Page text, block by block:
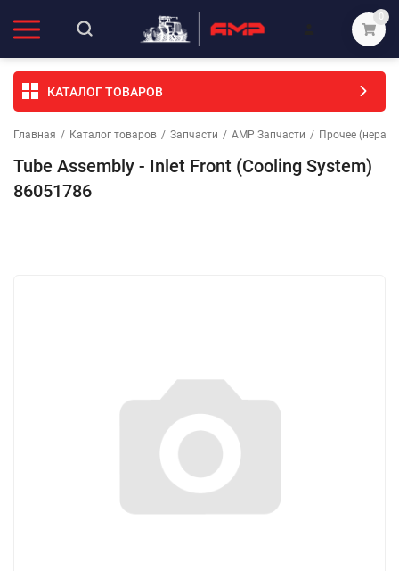
0
КАТАЛОГ ТОВАРОВ
Главная / Каталог товаров / Запчасти / АМР Запчасти / Прочее
Tube Assembly - Inlet Front (Cooling System)
86051786